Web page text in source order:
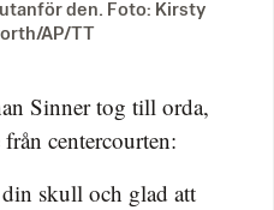
den. Foto: Kirsty
AP/TT
Sinner tog till orda,
centercourten:
skull och glad att